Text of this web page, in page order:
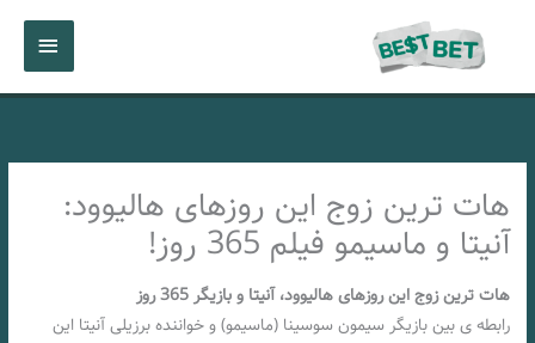
اصلی
هات ترین زوج این روزهای هالیوود:
آنیتا و ماسیمو فیلم 365 روز!
هات ترین زوج این روزهای هالیوود، آنیتا و بازیگر 365 روز
رابطه ی بین بازیگر سیمون سوسینا (ماسیمو) و خواننده برزیلی آنیتا این